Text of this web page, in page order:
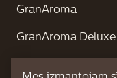
GranAroma
GranAroma Deluxe